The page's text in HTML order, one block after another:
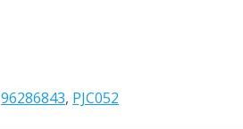
96286843, PJC052